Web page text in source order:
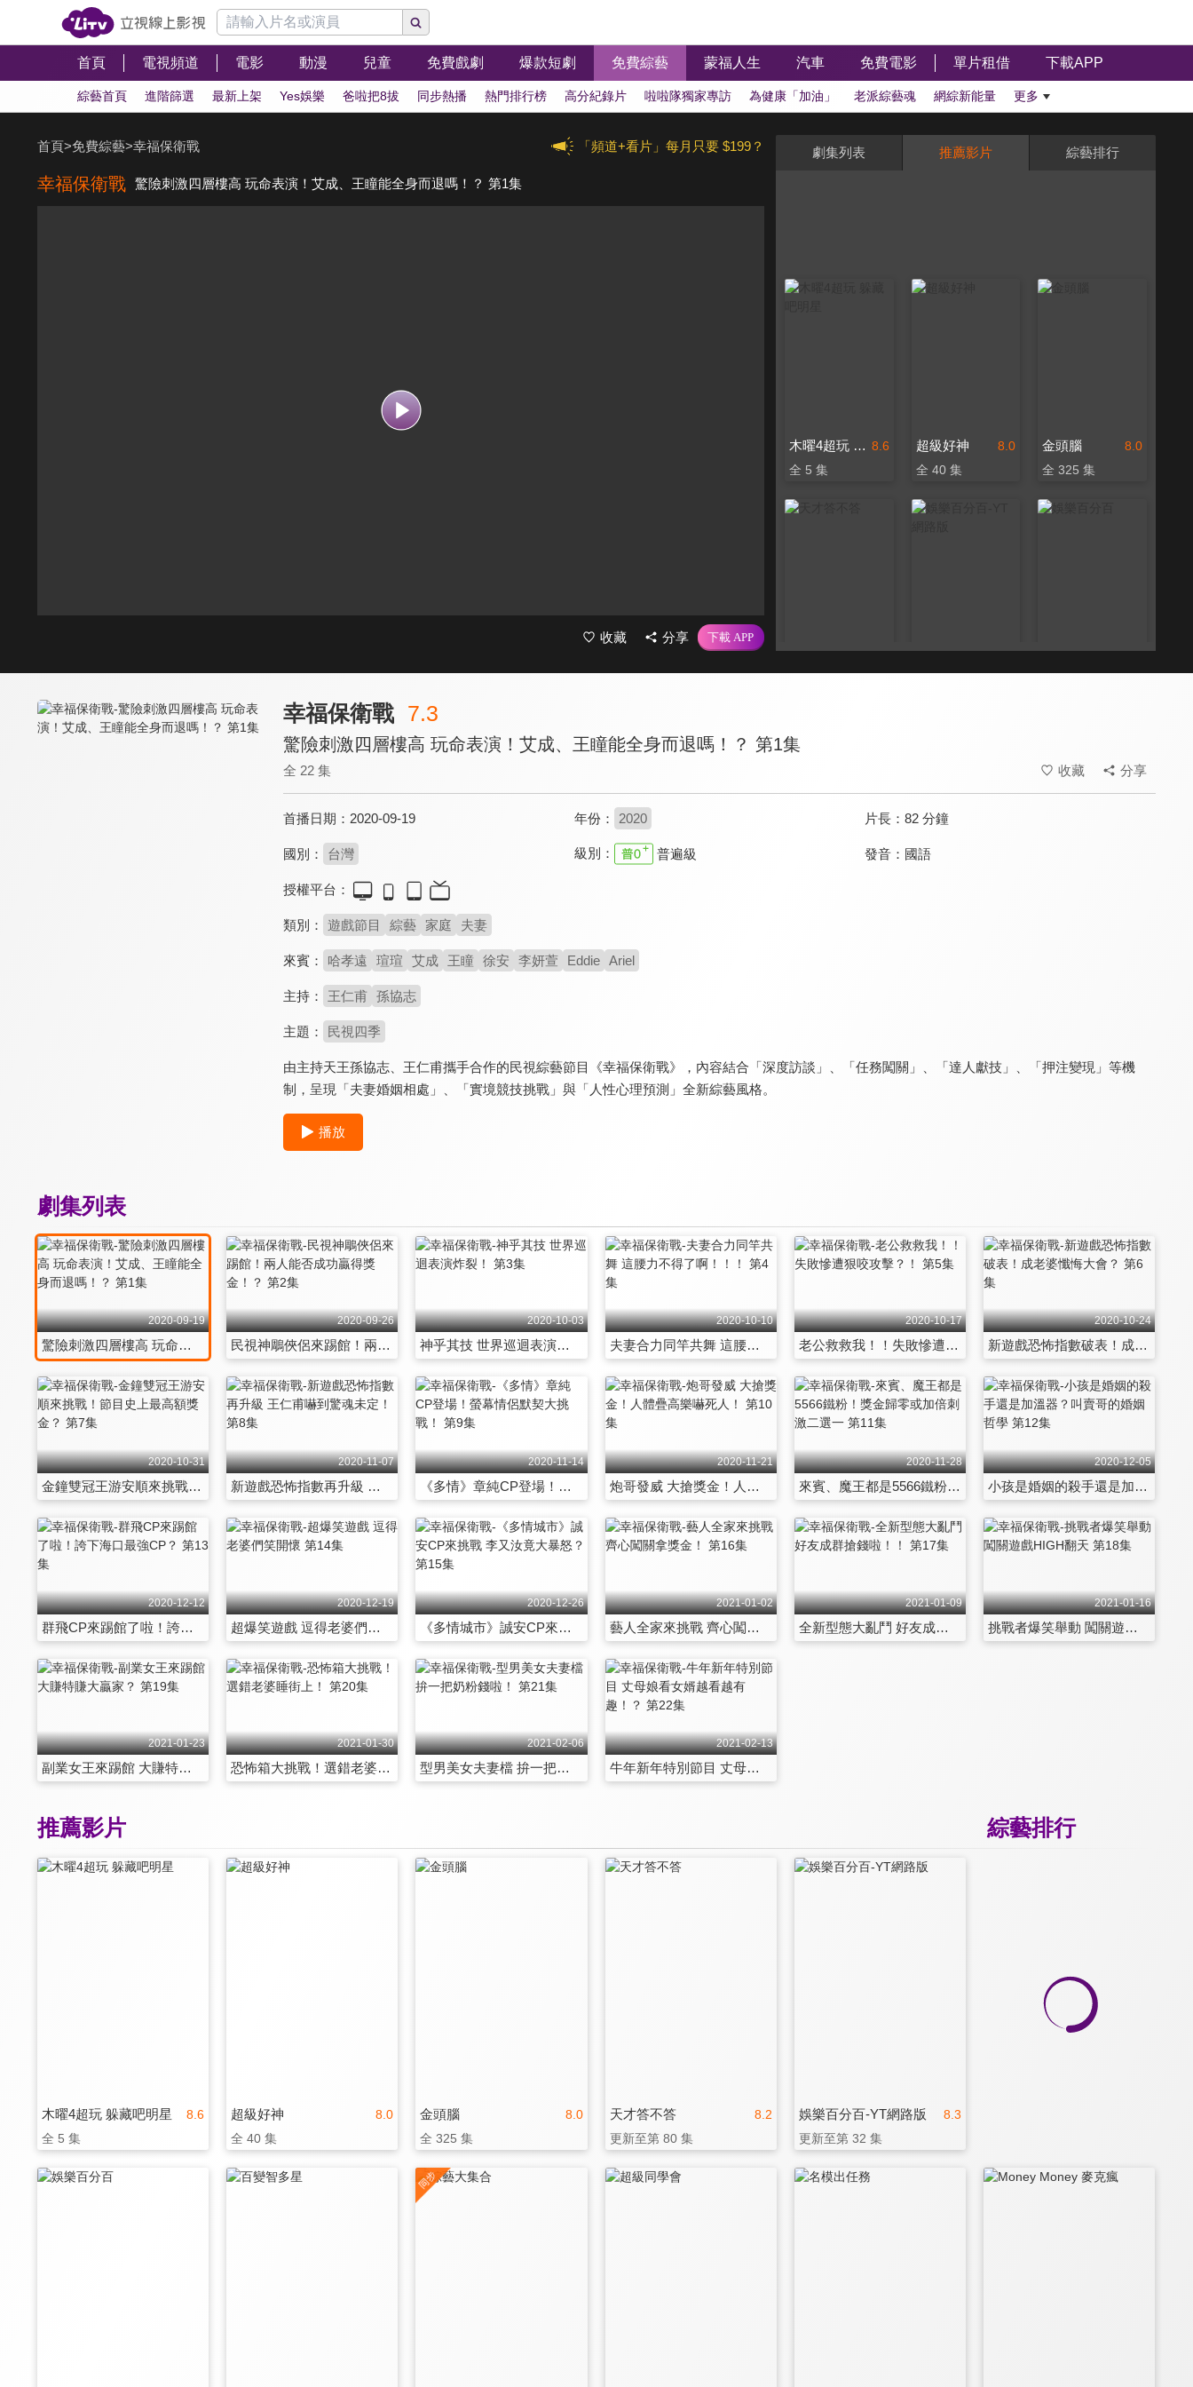
首頁 電視頻道 電影 動漫 兒童 免費戲劇 爆款短劇 免費綜藝 蒙福人生 汽車 免費電影 單片租借 下載APP
綜藝首頁 進階篩選 最新上架 Yes娛樂 爸啦把8拔 同步熱播 熱門排行榜 高分紀錄片 啦啦隊獨家專訪 為健康「加油」 老派綜藝魂 網綜新能量 更多
「頻道+看片」每月只要 $199？
首頁>免費綜藝>幸福保衛戰
幸福保衛戰 驚險刺激四層樓高 玩命表演！艾成、王瞳能全身而退嗎！？ 第1集
收藏 分享
劇集列表 推薦影片 綜藝排行
8.6
木曜4超玩 躲藏吧明星
全 5 集
8.0
超級好神
全 40 集
8.0
金頭腦
全 325 集
幸福保衛戰 7.3
驚險刺激四層樓高 玩命表演！艾成、王瞳能全身而退嗎！？ 第1集
全 22 集 收藏 分享
首播日期： 2020-09-19 年份： 2020 片長：82 分鐘
國別： 台灣 級別： 普遍級 發音： 國語
授權平台：
類別： 遊戲節目 綜藝 家庭 夫妻
來賓： 哈孝遠 瑄瑄 艾成 王瞳 徐安 李妍萱 Eddie Ariel
主持： 王仁甫 孫協志
主題： 民視四季
由主持天王孫協志、王仁甫攜手合作的民視綜藝節目《幸福保衛戰》，內容結合「深度訪談」、「任務闖關」、「達人獻技」、「押注變現」等機
制，呈現「夫妻婚姻相處」、「實境競技挑戰」與「人性心理預測」全新綜藝風格。
播放
劇集列表
2020-09-19
驚險刺激四層樓高 玩命表演！艾成、王瞳能全身而退嗎！？ 第1集
2020-09-26
民視神鵰俠侶來踢館！兩人能否成功贏得獎金！？ 第2集
2020-10-03
神乎其技 世界巡迴表演炸裂！ 第3集
2020-10-10
夫妻合力同竿共舞 這腰力不得了啊！！！ 第4集
2020-10-17
老公救救我！！失敗慘遭狠咬攻擊？！ 第5集
2020-10-24
新遊戲恐怖指數破表！成老婆懺悔大會？ 第6集
2020-10-31
金鐘雙冠王游安順來挑戰！節目史上最高額獎金？ 第7集
2020-11-07
新遊戲恐怖指數再升級 王仁甫嚇到驚魂未定！ 第8集
2020-11-14
《多情》章純CP登場！螢幕情侶默契大挑戰！ 第9集
2020-11-21
炮哥發威 大搶獎金！人體疊高樂嚇死人！ 第10集
2020-11-28
來賓、魔王都是5566鐵粉！獎金歸零或加倍刺激二選一 第11集
2020-12-05
小孩是婚姻的殺手還是加溫器？叫賣哥的婚姻哲學 第12集
2020-12-12
群飛CP來踢館了啦！誇下海口最強CP？ 第13集
2020-12-19
超爆笑遊戲 逗得老婆們笑開懷 第14集
2020-12-26
《多情城市》誠安CP來挑戰 李又汝竟大暴怒？ 第15集
2021-01-02
藝人全家來挑戰 齊心闖關拿獎金！ 第16集
2021-01-09
全新型態大亂鬥 好友成群搶錢啦！！ 第17集
2021-01-16
挑戰者爆笑舉動 闖關遊戲HIGH翻天 第18集
2021-01-23
副業女王來踢館 大賺特賺大贏家？ 第19集
2021-01-30
恐怖箱大挑戰！選錯老婆睡街上！ 第20集
2021-02-06
型男美女夫妻檔 拚一把奶粉錢啦！ 第21集
2021-02-13
牛年新年特別節目 丈母娘看女婿越看越有趣！？ 第22集
綜藝排行
推薦影片
8.6
木曜4超玩 躲藏吧明星
全 5 集
8.0
超級好神
全 40 集
8.0
金頭腦
全 325 集
8.2
天才答不答
更新至第 80 集
8.3
娛樂百分百-YT網路版
更新至第 32 集